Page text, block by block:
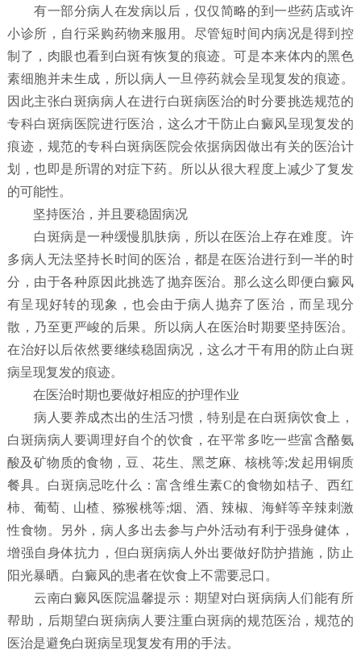
有一部分病人在发病以后，仅仅简略的到一些药店或许
小诊所，自行采购药物来服用。尽管短时间内病况是得到控
制了，肉眼也看到白斑有恢复的痕迹。可是本来体内的黑色
素细胞并未生成，所以病人一旦停药就会呈现复发的痕迹。
因此主张白斑病病人在进行白斑病医治的时分要挑选规范的
专科白斑病医院进行医治，这么才干防止白癜风呈现复发的
痕迹，规范的专科白斑病医院会依据病因做出有关的医治计
划，也即是所谓的对症下药。所以从很大程度上减少了复发
的可能性。
坚持医治，并且要稳固病况
白斑病是一种缓慢肌肤病，所以在医治上存在难度。许
多病人无法坚持长时间的医治，都是在医治进行到一半的时
分，由于各种原因此挑选了抛弃医治。那么这么即便白癜风
有呈现好转的现象，也会由于病人抛弃了医治，而呈现分
散，乃至更严峻的后果。所以病人在医治时期要坚持医治。
在治好以后依然要继续稳固病况，这么才干有用的防止白斑
病呈现复发的痕迹。
在医治时期也要做好相应的护理作业
病人要养成杰出的生活习惯，特别是在白斑病饮食上，
白斑病病人要调理好自个的饮食，在平常多吃一些富含酪氨
酸及矿物质的食物，豆、花生、黑芝麻、核桃等;发起用铜质
餐具。白斑病忌吃什么：富含维生素C的食物如桔子、西红
柿、葡萄、山楂、猕猴桃等;烟、酒、辣椒、海鲜等辛辣刺激
性食物。另外，病人多出去参与户外活动有利于强身健体，
增强自身体抗力，但白斑病病人外出要做好防护措施，防止
阳光暴晒。白癜风的患者在饮食上不需要忌口。
云南白癜风医院温馨提示：期望对白斑病病人们能有所
帮助，后期望白斑病病人要注重白斑病的规范医治，规范的
医治是避免白斑病呈现复发有用的手法。